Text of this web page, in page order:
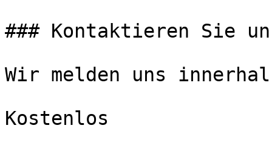
### Kontaktieren Sie
Wir melden uns
Kostenlos